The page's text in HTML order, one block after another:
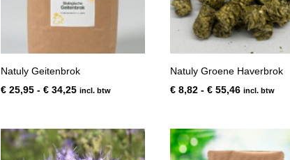
Natuly Geitenbrok
€25,95 - €34,25Prijsklasse:
€ 34,25
incl. btw
Natuly Groene Haverbrok
€8,82 - €55,46Prijsklasse:
incl. btw